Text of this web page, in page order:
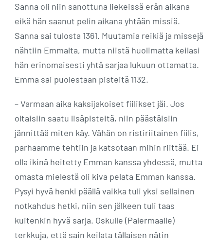
Sanna oli niin sanottuna liekeissä erän aikana
eikä hän saanut pelin aikana yhtään missiä.
Sanna sai tulosta 1361. Muutamia reikiä ja missejä
nähtiin Emmalta, mutta niistä huolimatta keilasi
hän erinomaisesti yhtä sarjaa lukuun ottamatta.
Emma sai puolestaan pisteitä 1132.
– Varmaan aika kaksijakoiset fiilikset jäi. Jos
oltaisiin saatu lisäpisteitä, niin päästäisiin
jännittää miten käy. Vähän on ristiriitainen fiilis,
parhaamme tehtiin ja katsotaan mihin riittää. Ei
olla ikinä heitetty Emman kanssa yhdessä, mutta
omasta mielestä oli kiva pelata Emman kanssa.
Pysyi hyvä henki päällä vaikka tuli yksi sellainen
notkahdus hetki, niin sen jälkeen tuli taas
kuitenkin hyvä sarja. Oskulle (Palermaalle)
terkkuja, että sain keilata tällaisen nätin